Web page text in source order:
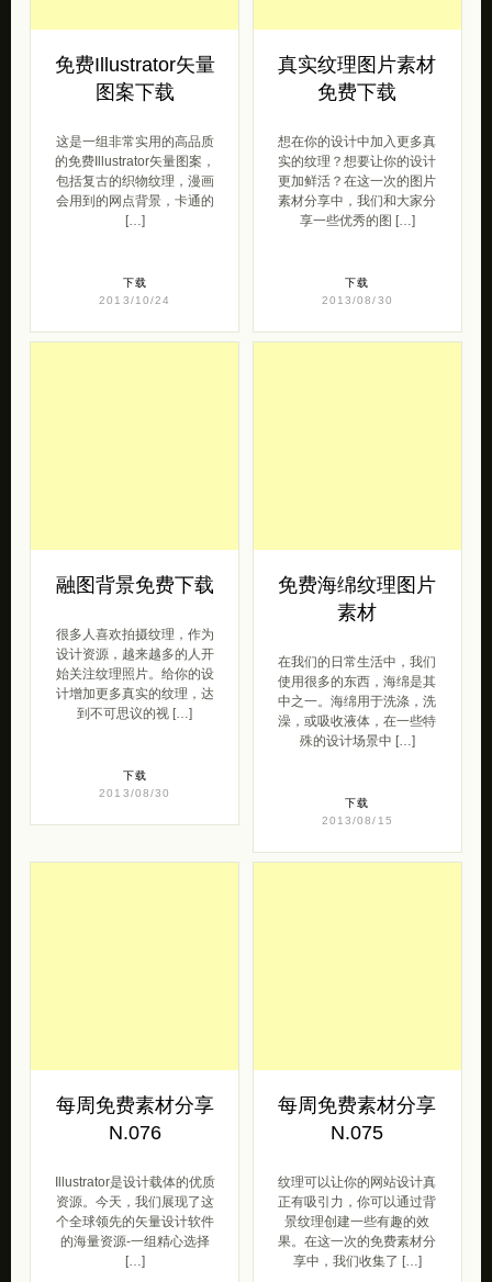
免费Illustrator矢量
图案下载
这是一组非常实用的高品质
的免费Illustrator矢量图案，
包括复古的织物纹理，漫画
会用到的网点背景，卡通的
[…]
下载
2013/10/24
真实纹理图片素材
免费下载
想在你的设计中加入更多真
实的纹理？想要让你的设计
更加鲜活？在这一次的图片
素材分享中，我们和大家分
享一些优秀的图 […]
下载
2013/08/30
融图背景免费下载
很多人喜欢拍摄纹理，作为
设计资源，越来越多的人开
始关注纹理照片。给你的设
计增加更多真实的纹理，达
到不可思议的视 […]
下载
2013/08/30
免费海绵纹理图片
素材
在我们的日常生活中，我们
使用很多的东西，海绵是其
中之一。海绵用于洗涤，洗
澡，或吸收液体，在一些特
殊的设计场景中 […]
下载
2013/08/15
每周免费素材分享
N.076
Illustrator是设计载体的优质
资源。今天，我们展现了这
个全球领先的矢量设计软件
的海量资源-一组精心选择
[…]
每周免费素材分享
N.075
纹理可以让你的网站设计真
正有吸引力，你可以通过背
景纹理创建一些有趣的效
果。在这一次的免费素材分
享中，我们收集了 […]